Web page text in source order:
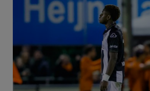
HERTEL
Wedstrijd
Heracles